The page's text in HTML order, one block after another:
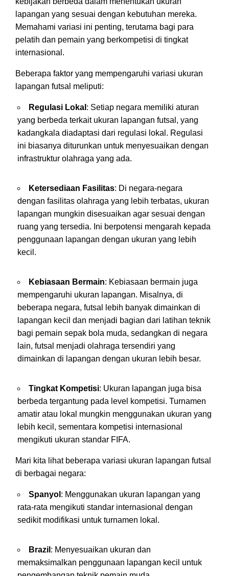
lapangan yang sesuai dengan kebutuhan mereka.
Memahami variasi ini penting, terutama bagi para
pelatih dan pemain yang berkompetisi di tingkat
internasional.
Beberapa faktor yang mempengaruhi variasi ukuran
lapangan futsal meliputi:
Regulasi Lokal : Setiap negara memiliki aturan
yang berbeda terkait ukuran lapangan futsal, yang
kadangkala diadaptasi dari regulasi lokal. Regulasi
ini biasanya diturunkan untuk menyesuaikan dengan
infrastruktur olahraga yang ada.
Ketersediaan Fasilitas: Di negara-negara
dengan fasilitas olahraga yang lebih terbatas, ukuran
lapangan mungkin disesuaikan agar sesuai dengan
ruang yang tersedia. Ini berpotensi mengarah kepada
penggunaan lapangan dengan ukuran yang lebih
kecil.
Kebiasaan Bermain: Kebiasaan bermain juga
mempengaruhi ukuran lapangan. Misalnya, di
beberapa negara, futsal lebih banyak dimainkan di
lapangan kecil dan menjadi bagian dari latihan teknik
bagi pemain sepak bola muda, sedangkan di negara
lain, futsal menjadi olahraga tersendiri yang
dimainkan di lapangan dengan ukuran lebih besar.
Tingkat Kompetisi: Ukuran lapangan juga bisa
berbeda tergantung pada level kompetisi. Turnamen
amatir atau lokal mungkin menggunakan ukuran yang
lebih kecil, sementara kompetisi internasional
mengikuti ukuran standar FIFA.
Mari kita lihat beberapa variasi ukuran lapangan futsal
di berbagai negara:
Spanyol : Menggunakan ukuran lapangan yang
rata-rata mengikuti standar internasional dengan
sedikit modifikasi untuk turnamen lokal.
Brazil : Menyesuaikan ukuran dan
memaksimalkan penggunaan lapangan kecil untuk